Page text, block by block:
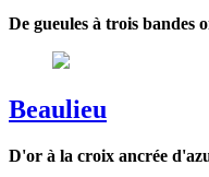
De gueules à trois bandes
Beaulieu
D'or à la croix ancrée